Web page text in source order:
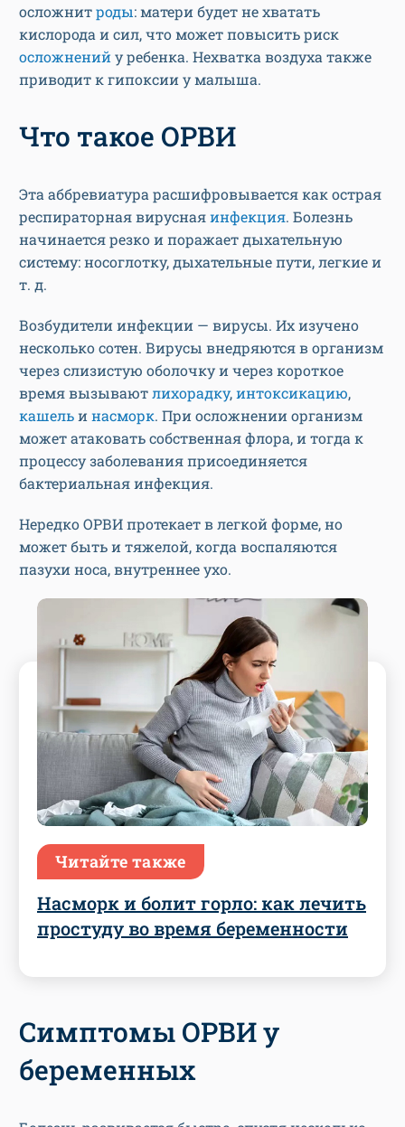
осложнитроды: матери будет не хватать
кислорода и сил, что может повысить риск
осложненийу ребенка. Нехватка воздуха также
приводит к гипоксии у малыша.
Что такое ОРВИ
Эта аббревиатура расшифровывается как острая
респираторная вируснаяинфекция. Болезнь
начинается резко и поражает дыхательную
систему: носоглотку, дыхательные пути, легкие и
т. д.
Возбудители инфекции — вирусы. Их изучено
несколько сотен. Вирусы внедряются в организм
через слизистую оболочку и через короткое
время вызываютлихорадку,интоксикацию,
кашельинасморк. При осложнении организм
может атаковать собственная флора, и тогда к
процессу заболевания присоединяется
бактериальная инфекция.
Нередко ОРВИ протекает в легкой форме, но
может быть и тяжелой, когда воспаляются
пазухи носа, внутреннее ухо.
Читайте также
Насморк и болит горло: как лечить
простуду во время беременности
Симптомы ОРВИ у
беременных